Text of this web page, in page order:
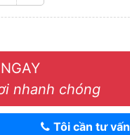
nhanh chóng
Tôi cần tư vấn